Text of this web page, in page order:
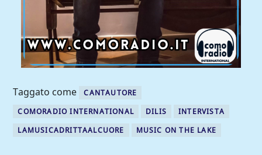
Taggato come
CANTAUTORE
COMORADIO INTERNATIONAL
DILIS
INTERVISTA
LAMUSICADRITTAALCUORE
MUSIC ON THE LAKE